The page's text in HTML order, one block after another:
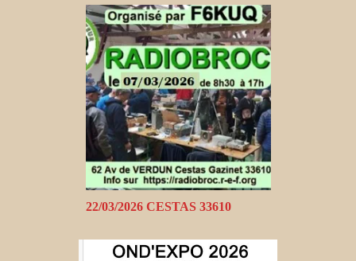
22/03/2026 CESTAS 33610